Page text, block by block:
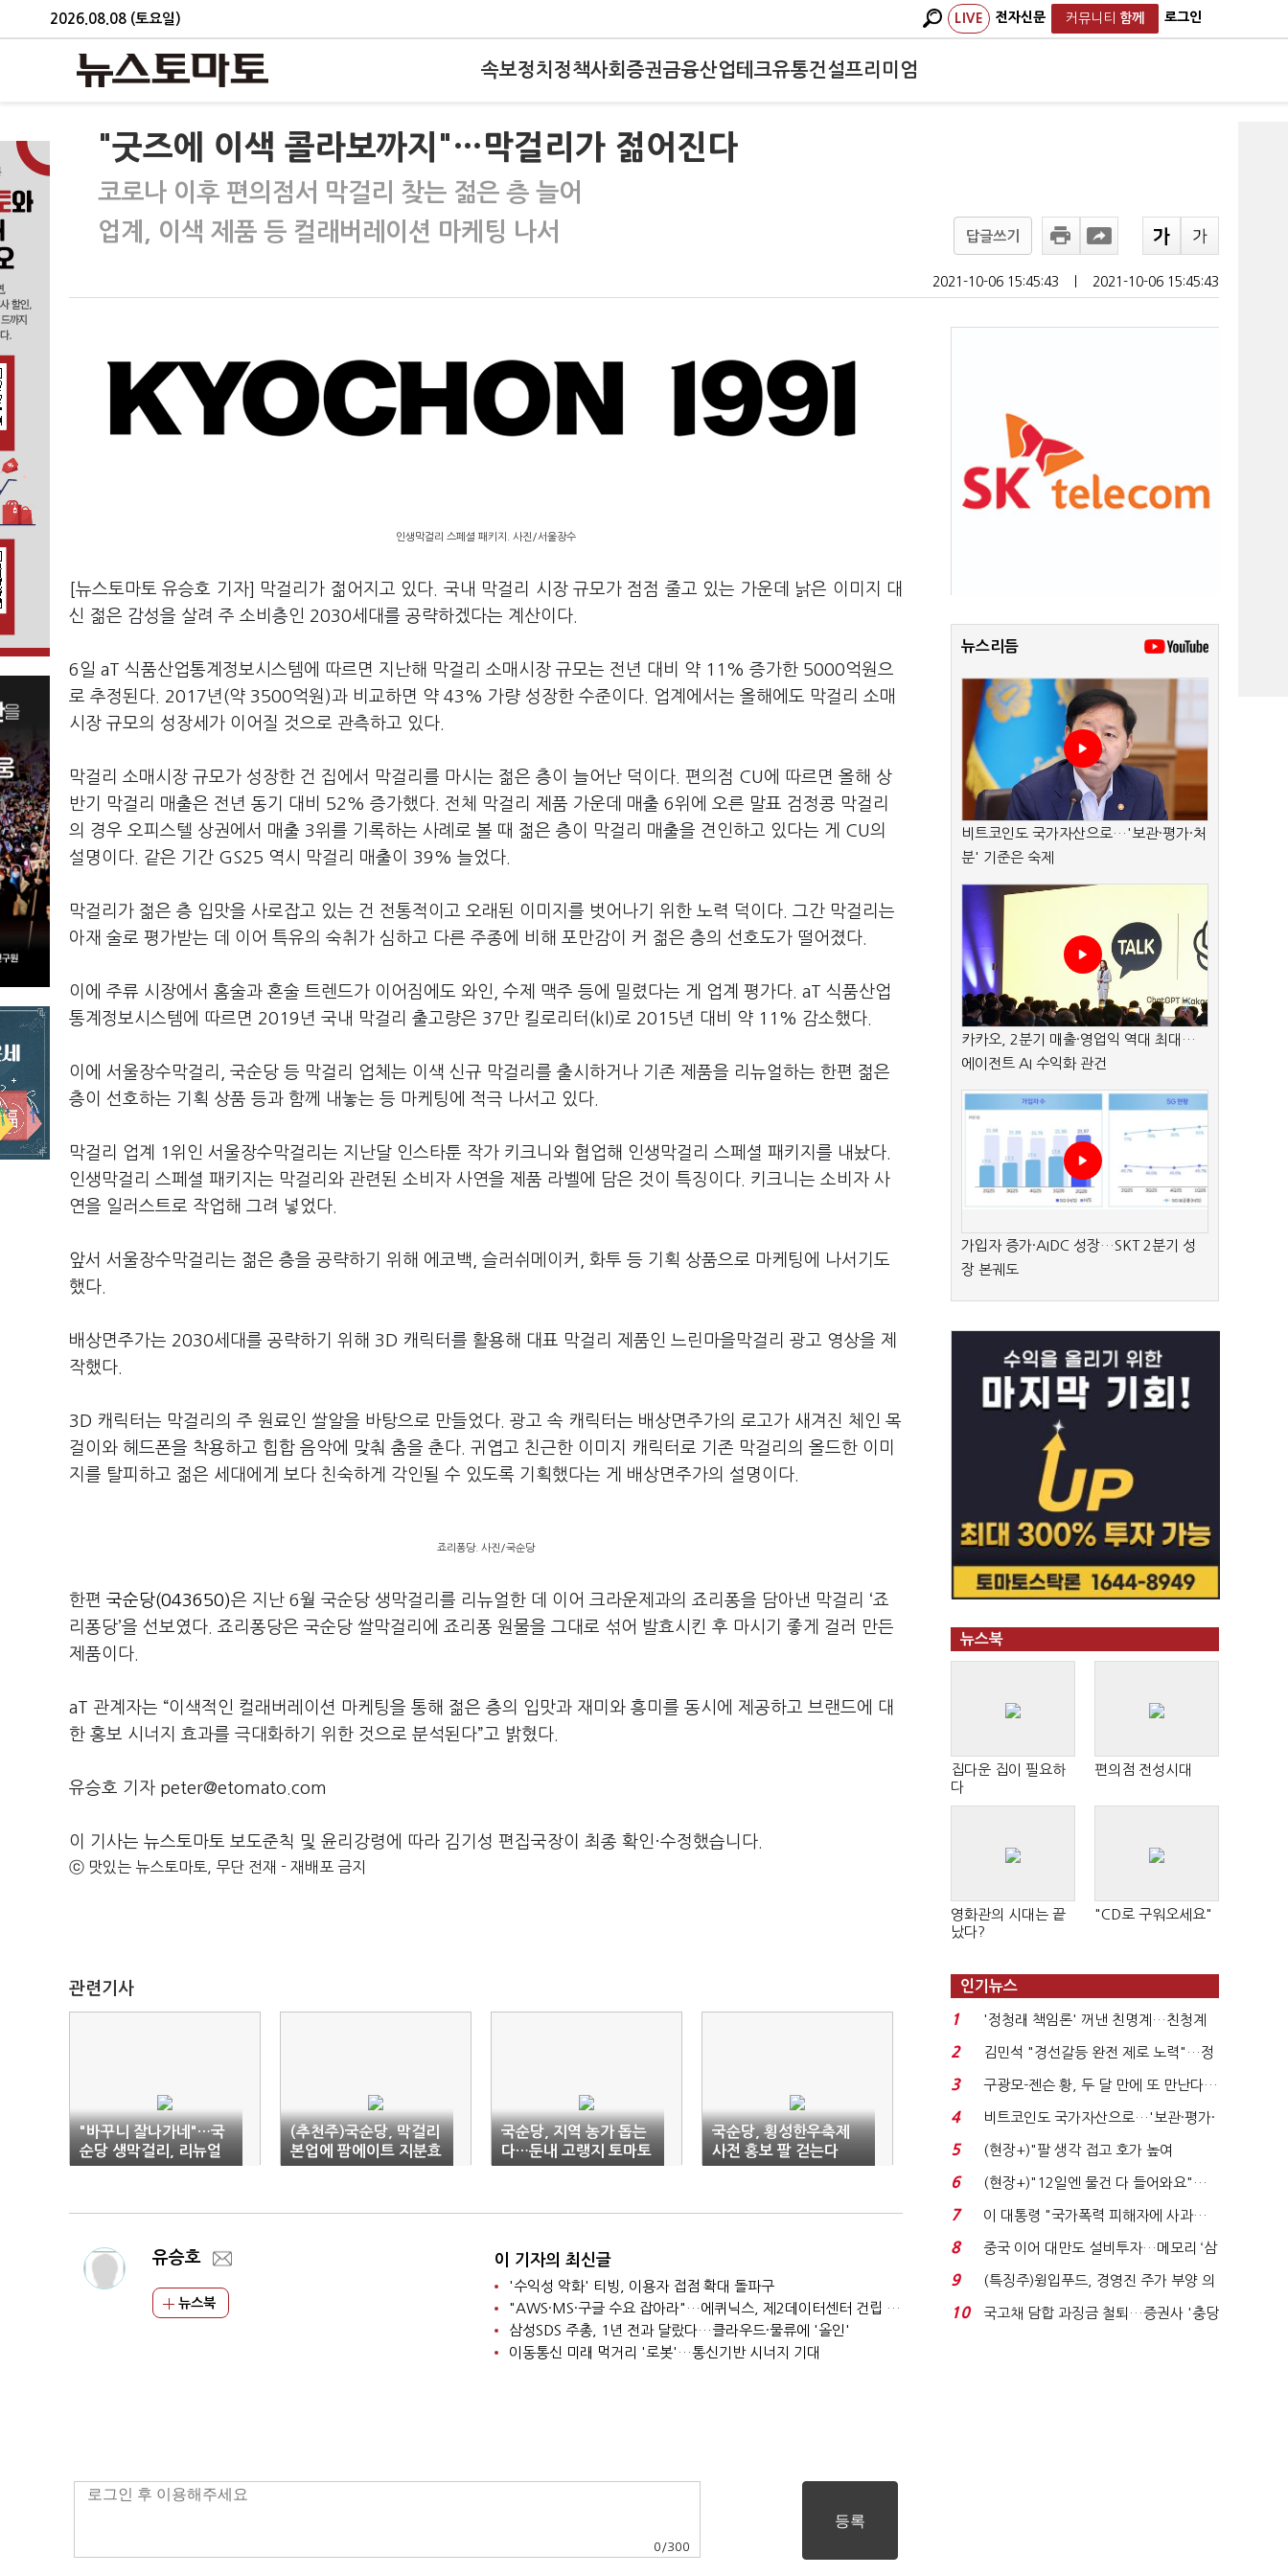
2026.08.08 (토요일) LIVE 전자신문 커뮤니티 함께 로그인
속보정치 정책사회 증권금융산업테크유통건설프리미엄
"굿즈에 이색 콜라보까지"…막걸리가 젊어진다
코로나 이후 편의점서 막걸리 찾는 젊은 층 늘어
업계, 이색 제품 등 컬래버레이션 마케팅 나서
답글쓰기
2021-10-06 15:45:43 2021-10-06 15:45:43
인생막걸리 스페셜 패키지. 사진/서울장수
[뉴스토마토 유승호 기자] 막걸리가 젊어지고 있다. 국내 막걸리 시장 규모가 점점 줄고 있는 가운데 낡은 이미지 대
신 젊은 감성을 살려 주 소비층인 2030세대를 공략하겠다는 계산이다.
6일 aT 식품산업통계정보시스템에 따르면 지난해 막걸리 소매시장 규모는 전년 대비 약 11% 증가한 5000억원으
로 추정된다. 2017년(약 3500억원)과 비교하면 약 43% 가량 성장한 수준이다. 업계에서는 올해에도 막걸리 소매
시장 규모의 성장세가 이어질 것으로 관측하고 있다.
막걸리 소매시장 규모가 성장한 건 집에서 막걸리를 마시는 젊은 층이 늘어난 덕이다. 편의점 CU에 따르면 올해 상
반기 막걸리 매출은 전년 동기 대비 52% 증가했다. 전체 막걸리 제품 가운데 매출 6위에 오른 말표 검정콩 막걸리
의 경우 오피스텔 상권에서 매출 3위를 기록하는 사례로 볼 때 젊은 층이 막걸리 매출을 견인하고 있다는 게 CU의
설명이다. 같은 기간 GS25 역시 막걸리 매출이 39% 늘었다.
막걸리가 젊은 층 입맛을 사로잡고 있는 건 전통적이고 오래된 이미지를 벗어나기 위한 노력 덕이다. 그간 막걸리는
아재 술로 평가받는 데 이어 특유의 숙취가 심하고 다른 주종에 비해 포만감이 커 젊은 층의 선호도가 떨어졌다.
이에 주류 시장에서 홈술과 혼술 트렌드가 이어짐에도 와인, 수제 맥주 등에 밀렸다는 게 업계 평가다. aT 식품산업
통계정보시스템에 따르면 2019년 국내 막걸리 출고량은 37만 킬로리터(kl)로 2015년 대비 약 11% 감소했다.
이에 서울장수막걸리, 국순당 등 막걸리 업체는 이색 신규 막걸리를 출시하거나 기존 제품을 리뉴얼하는 한편 젊은
층이 선호하는 기획 상품 등과 함께 내놓는 등 마케팅에 적극 나서고 있다.
막걸리 업계 1위인 서울장수막걸리는 지난달 인스타툰 작가 키크니와 협업해 인생막걸리 스페셜 패키지를 내놨다.
인생막걸리 스페셜 패키지는 막걸리와 관련된 소비자 사연을 제품 라벨에 담은 것이 특징이다. 키크니는 소비자 사
연을 일러스트로 작업해 그려 넣었다.
앞서 서울장수막걸리는 젊은 층을 공략하기 위해 에코백, 슬러쉬메이커, 화투 등 기획 상품으로 마케팅에 나서기도
했다.
배상면주가는 2030세대를 공략하기 위해 3D 캐릭터를 활용해 대표 막걸리 제품인 느린마을막걸리 광고 영상을 제
작했다.
3D 캐릭터는 막걸리의 주 원료인 쌀알을 바탕으로 만들었다. 광고 속 캐릭터는 배상면주가의 로고가 새겨진 체인 목
걸이와 헤드폰을 착용하고 힙합 음악에 맞춰 춤을 춘다. 귀엽고 친근한 이미지 캐릭터로 기존 막걸리의 올드한 이미
지를 탈피하고 젊은 세대에게 보다 친숙하게 각인될 수 있도록 기획했다는 게 배상면주가의 설명이다.
죠리퐁당. 사진/국순당
한편 국순당(043650)은 지난 6월 국순당 생막걸리를 리뉴얼한 데 이어 크라운제과의 죠리퐁을 담아낸 막걸리 ‘죠
리퐁당’을 선보였다. 죠리퐁당은 국순당 쌀막걸리에 죠리퐁 원물을 그대로 섞어 발효시킨 후 마시기 좋게 걸러 만든
제품이다.
aT 관계자는 “이색적인 컬래버레이션 마케팅을 통해 젊은 층의 입맛과 재미와 흥미를 동시에 제공하고 브랜드에 대
한 홍보 시너지 효과를 극대화하기 위한 것으로 분석된다”고 밝혔다.
유승호 기자 peter@etomato.com
이 기사는 뉴스토마토 보도준칙 및 윤리강령에 따라 김기성 편집국장이 최종 확인·수정했습니다.
ⓒ 맛있는 뉴스토마토, 무단 전재 - 재배포 금지
관련기사
"바꾸니 잘나가네"…국
순당 생막걸리, 리뉴얼
효과 '톡톡'
(추천주)국순당, 막걸리
본업에 팜에이트 지분효
과까지
국순당, 지역 농가 돕는
다…둔내 고랭지 토마토
축제 후원
국순당, 횡성한우축제
사전 홍보 팔 걷는다
유승호
뉴스북
이 기자의 최신글
'수익성 악화' 티빙, 이용자 접점 확대 돌파구
"AWS·MS·구글 수요 잡아라"…에퀴닉스, 제2데이터센터 건립 속도
삼성SDS 주총, 1년 전과 달랐다…클라우드·물류에 '올인'
이동통신 미래 먹거리 '로봇'…통신기반 시너지 기대
0 /300
뉴스리듬
비트코인도 국가자산으로…'보관·평가·처
분' 기준은 숙제
카카오, 2분기 매출·영업익 역대 최대…
에이전트 AI 수익화 관건
가입자 증가·AIDC 성장…SKT 2분기 성
장 본궤도
뉴스북
집다운 집이 필요하
다
편의점 전성시대
영화관의 시대는 끝
났다?
"CD로 구워오세요"
인기뉴스
1
'정청래 책임론' 꺼낸 친명계…친청계
는 추가투표 때리기...
2
김민석 "경선갈등 완전 제로 노력"…정
청래 "반명 공세 사...
3
구광모-젠슨 황, 두 달 만에 또 만난다…
로봇·AI 등 논...
4
비트코인도 국가자산으로…'보관·평가·
처분' 기준은 ...
5
(현장+)"팔 생각 접고 호가 높여
요"…'덜 똘똘한 한 채' 20...
6
(현장+)"12일엔 물건 다 들어와요"…
빈 매대 채우며 문 연 ...
7
이 대통령 "국가폭력 피해자에 사과…
적극적 조사로 진...
8
중국 이어 대만도 설비투자…메모리 ‘삼
국전쟁’
9
(특징주)윙입푸드, 경영진 주가 부양 의
지에 상한가...
10
국고채 담합 과징금 철퇴…증권사 '충당